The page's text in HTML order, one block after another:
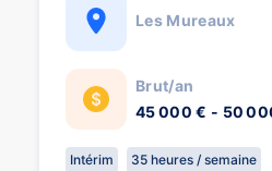
Les Mureaux
Brut/an
45 000 € - 50
Intérim
35 heures / semaine